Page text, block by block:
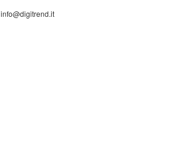
info@digitrend.it